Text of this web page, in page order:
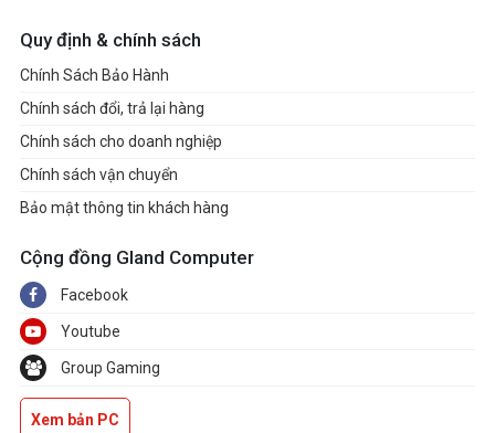
Quy định & chính sách
Chính Sách Bảo Hành
Chính sách đổi, trả lại hàng
Chính sách cho doanh nghiệp
Chính sách vận chuyển
Bảo mật thông tin khách hàng
Cộng đồng Gland Computer
Facebook
Youtube
Group Gaming
Xem bản PC